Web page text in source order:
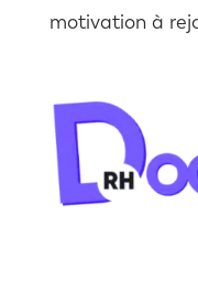
motivation à